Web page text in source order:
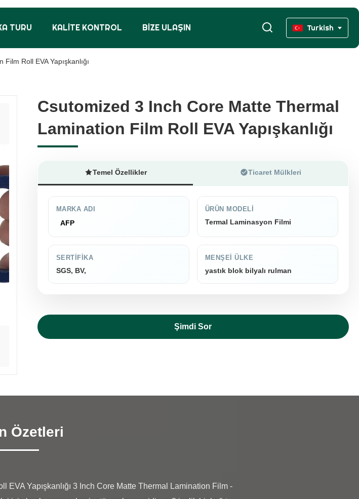
TURU KALITE KONTROL BIZE ULAŞIN Turkish
Roll EVA Yapışkanlığı
Csutomized 3 Inch Core Matte Thermal
Lamination Film Roll EVA Yapışkanlığı
Csutomized 3 Inch Core Matte Thermal
Lamination Film Roll EVA Yapışkanlığı
Temel Özellikler Ticaret Mülkleri
MARKA ADI
AFP
ÜRÜN MODELI
Termal Laminasyon Filmi
SERTIFIKA
SGS, BV,
MENŞEI ÜLKE
yastık blok bilyalı rulman
Şimdi Sor
Özetleri